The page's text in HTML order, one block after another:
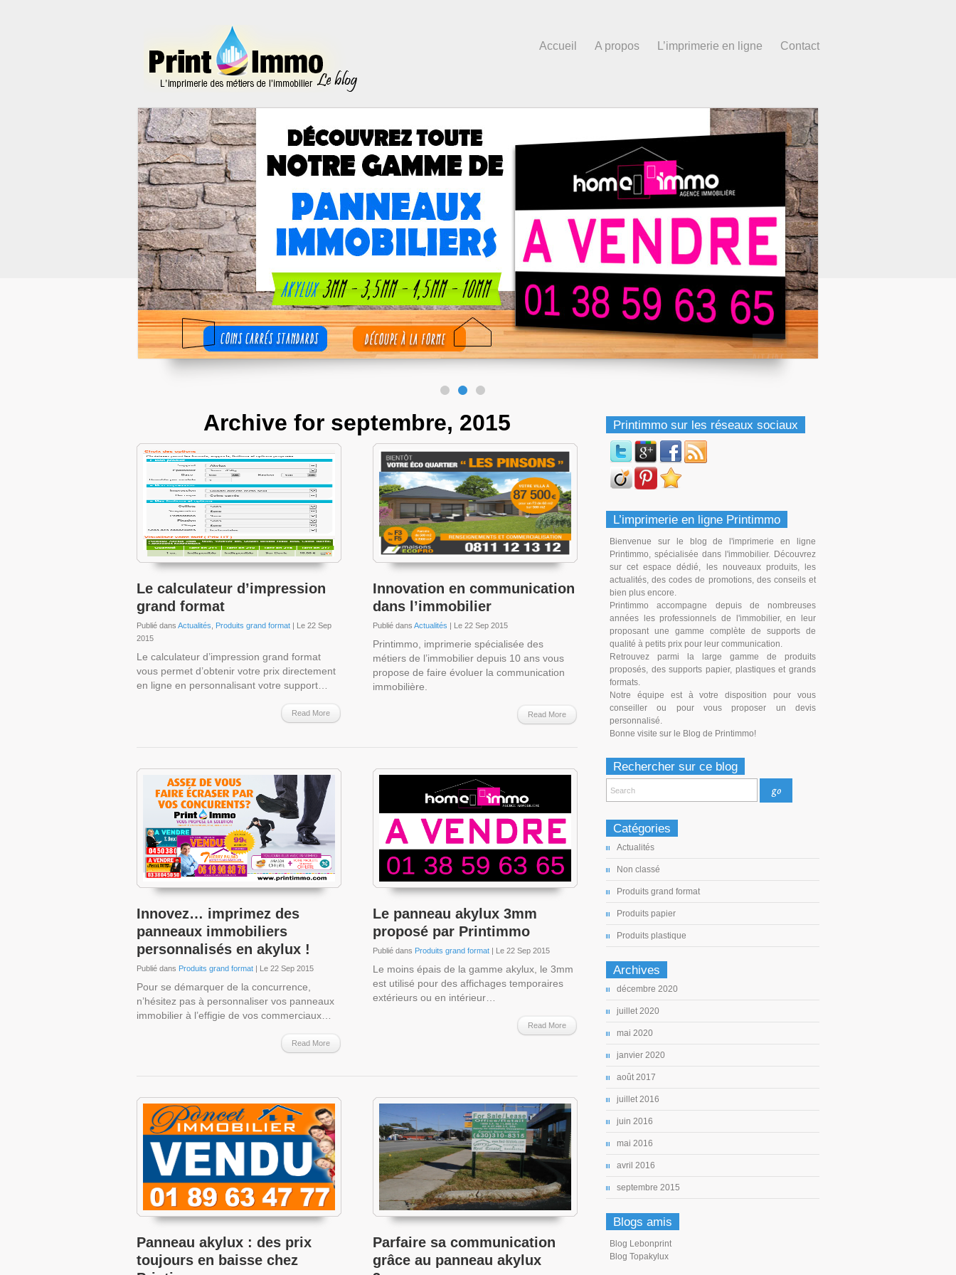
Accueil A propos L’imprimerie en ligne Contact
Archive for septembre, 2015
Le calculateur d’impression
grand format
Publié dans Actualités Produits grand format | Le 22 Sep
2015
Le calculateur d’impression grand format
vous permet d’obtenir votre prix directement
en ligne en personnalisant votre support…
Read More
Innovation en communication
dans l’immobilier
Publié dans Actualités | Le 22 Sep 2015
Printimmo, imprimerie spécialisée des
métiers de l’immobilier depuis 10 ans vous
propose de faire évoluer la communication
immobilière.
Read More
Innovez… imprimez des
panneaux immobiliers
personnalisés en akylux !
Publié dans Produits grand format | Le 22 Sep 2015
Pour se démarquer de la concurrence,
n’hésitez pas à personnaliser vos panneaux
immobilier à l’effigie de vos commerciaux…
Read More
Le panneau akylux 3mm
proposé par Printimmo
Publié dans Produits grand format | Le 22 Sep 2015
Le moins épais de la gamme akylux, le 3mm
est utilisé pour des affichages temporaires
extérieurs ou en intérieur…
Read More
Panneau akylux : des prix
toujours en baisse chez
Parfaire sa communication
grâce au panneau akylux
Printimmo sur les réseaux sociaux
L’imprimerie en ligne Printimmo
Bienvenue sur le blog de l'imprimerie en ligne
Printimmo, spécialisée dans l'immobilier. Découvrez
sur cet espace dédié, les nouveaux produits, les
actualités, des codes de promotions, des conseils et
bien plus encore.
Printimmo accompagne depuis de nombreuses
années les professionnels de l'immobilier, en leur
proposant une gamme complète de supports de
qualité à petits prix pour leur communication.
Retrouvez parmi la large gamme de produits
proposés, des supports papier, plastiques et grands
formats.
Notre équipe est à votre disposition pour vous
conseiller ou pour vous proposer un devis
personnalisé.
Bonne visite sur le Blog de Printimmo!
Rechercher sur ce blog
Catégories
Actualités
Non classé
Produits grand format
Produits papier
Produits plastique
Archives
décembre 2020
juillet 2020
mai 2020
janvier 2020
août 2017
juillet 2016
juin 2016
mai 2016
avril 2016
septembre 2015
Blogs amis
Blog Lebonprint
Blog Topakylux